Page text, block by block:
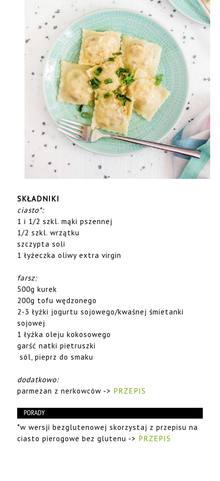
SKŁADNIKI
ciasto*:
1 i 1/2 szkl. mąki pszennej
1/2 szkl. wrzątku
szczypta soli
1 łyżeczka oliwy extra virgin
farsz:
500g kurek
200g tofu wędzonego
2-3 łyżki jogurtu sojowego/kwaśnej śmietanki
sojowej
1 łyżka oleju kokosowego
garść natki pietruszki
sól, pieprz do smaku
dodatkowo:
parmezan z nerkowców -> PRZEPIS
*w wersji bezglutenowej skorzystaj z przepisu na
ciasto pierogowe bez glutenu -> PRZEPIS